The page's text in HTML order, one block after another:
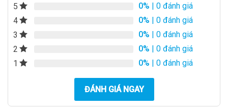
5 0% | 0 đánh giá
4
0% | 0 đánh giá
3
0% | 0 đánh giá
2
0% | 0 đánh giá
1
0% | 0 đánh giá
ĐÁNH GIÁ NGAY